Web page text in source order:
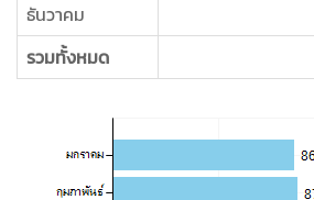
ธันวาคม
รวมทั้งหมด